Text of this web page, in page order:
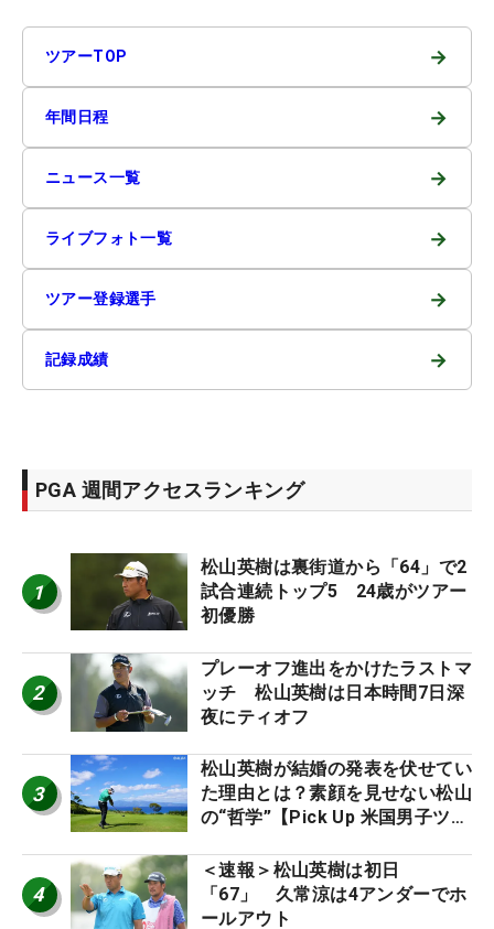
ツアーTOP →
年間日程 →
ニュース一覧 →
ライブフォト一覧 →
ツアー登録選手 →
記録成績 →
PGA 週間アクセスランキング
1
松山英樹は裏街道から「64」で2
試合連続トップ5 24歳がツアー
初優勝
2
プレーオフ進出をかけたラストマ
ッチ 松山英樹は日本時間7日深
夜にティオフ
3
松山英樹が結婚の発表を伏せてい
た理由とは？素顔を見せない松山
の“哲学”【Pick Up 米国男子ツア
4
＜速報＞松山英樹は初日
「67」 久常涼は4アンダーでホ
ールアウト